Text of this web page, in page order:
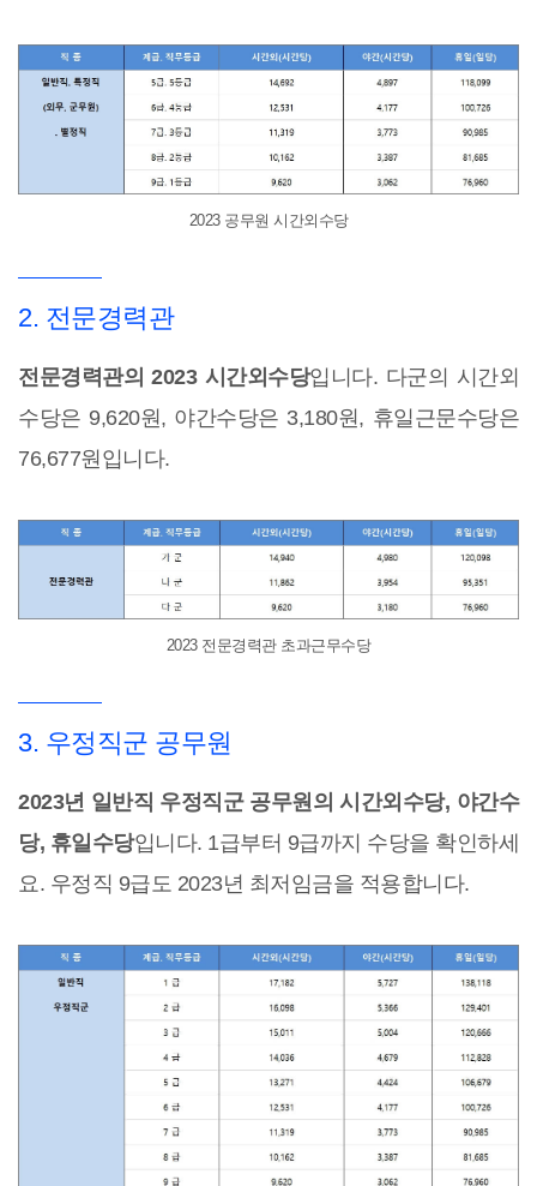
2023 공무원 시간외수당
2. 전문경력관
전문경력관의 2023 시간외수당입니다. 다군의 시간외
수당은 9,620원, 야간수당은 3,180원, 휴일근문수당은
76,677원입니다.
2023 전문경력관 초과근무수당
3. 우정직군 공무원
2023년 일반직 우정직군 공무원의 시간외수당, 야간수
당, 휴일수당입니다. 1급부터 9급까지 수당을 확인하세
요. 우정직 9급도 2023년 최저임금을 적용합니다.